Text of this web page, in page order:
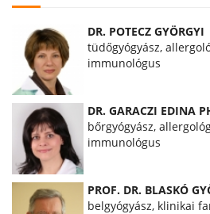
DR. POTECZ GYÖRGYI
tüdőgyógyász,
immunológus
DR. GARACZI EDINA
bőrgyógyász,
immunológus
PROF. DR. BLASKÓ
belgyógyász, klinikai